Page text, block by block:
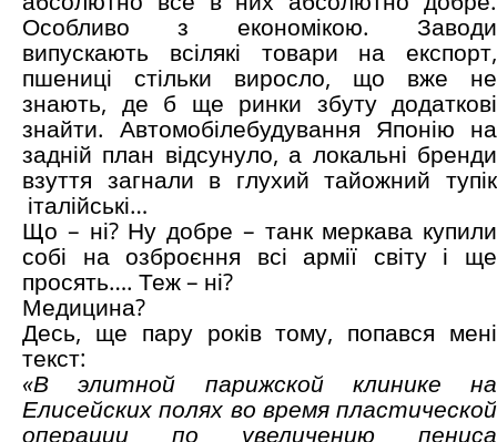
Особливо з економікою. Заводи
випускають всілякі товари на експорт,
пшениці стільки виросло, що вже не
знають, де б ще ринки збуту додаткові
знайти. Автомобілебудування Японію на
задній план відсунуло, а локальні бренди
взуття загнали в глухий тайожний тупік
італійські…
Що – ні? Ну добре – танк меркава купили
собі на озброєння всі армії світу і ще
просять…. Теж – ні?
Медицина?
Десь, ще пару років тому, попався мені
текст:
«В элитной парижской клинике на
Елисейских полях во время пластической
операции по увеличению пениса